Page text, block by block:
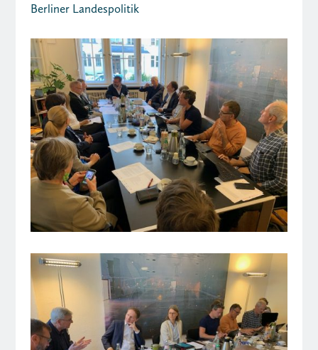
Berliner Landespolitik